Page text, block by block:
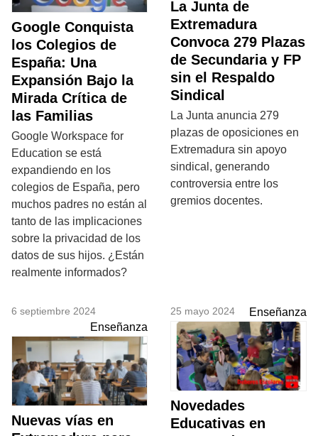
Google Conquista
los Colegios de
España: Una
Expansión Bajo la
Mirada Crítica de
las Familias
Google Workspace for
Education se está
expandiendo en los
colegios de España, pero
muchos padres no están al
tanto de las implicaciones
sobre la privacidad de los
datos de sus hijos. ¿Están
realmente informados?
La Junta de
Extremadura
Convoca 279 Plazas
de Secundaria y FP
sin el Respaldo
Sindical
La Junta anuncia 279
plazas de oposiciones en
Extremadura sin apoyo
sindical, generando
controversia entre los
gremios docentes.
6 septiembre 2024
Enseñanza
Nuevas vías en
25 mayo 2024 Enseñanza
Novedades
Educativas en